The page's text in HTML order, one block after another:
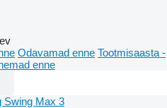
Odavamad enne Tootmisaasta -
enne